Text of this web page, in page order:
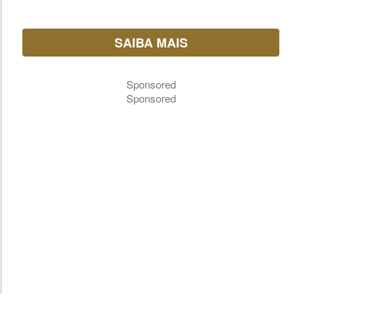
SAIBA MAIS
Sponsored
Sponsored